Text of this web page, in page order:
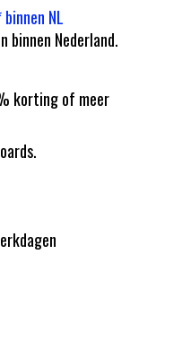
NL
binnen Nederland.
korting of meer